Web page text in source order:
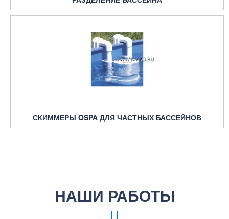
СКИММЕРЫ OSPA ДЛЯ ЧАСТНЫХ БАССЕЙНОВ
НАШИ РАБОТЫ